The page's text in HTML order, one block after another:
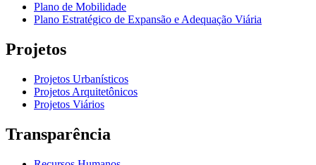
Plano de Mobilidade
Plano Estratégico de Expansão e Adequação Viária
Projetos
Projetos Urbanísticos
Projetos Arquitetônicos
Projetos Viários
Transparência